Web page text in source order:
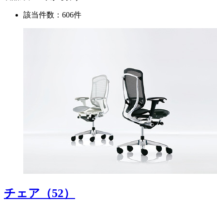
該当件数：606件
チェア （52）